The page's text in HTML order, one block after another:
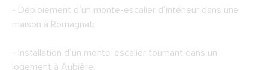
- Déploiement d’un monte-escalier d’intérieur dans une
maison à Romagnat;
- Installation d’un monte-escalier tournant dans un
logement à Aubière.